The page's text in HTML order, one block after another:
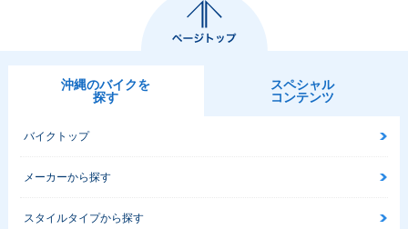
沖縄のバイクを
探す
スペシャル
コンテンツ
バイクトップ
メーカーから探す
スタイルタイプから探す